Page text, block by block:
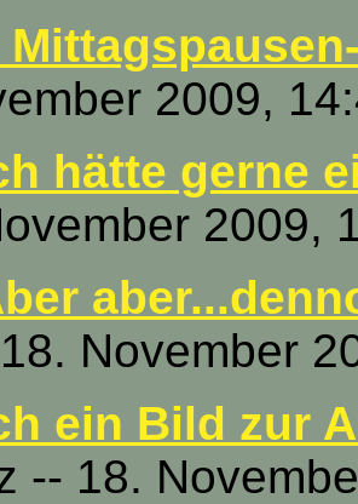
2009,
hätte gerne
2009,
November
ein Bild zur
-- 18.